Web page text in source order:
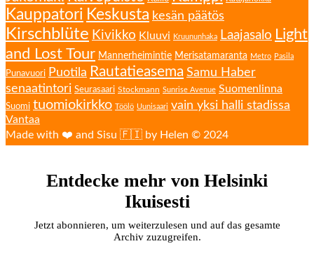
Kauppatori Keskusta kesän päätös
Kirschblüte Kivikko Kluuvi Kruununhaka Laajasalo Light
and Lost Tour Mannerheimintie Merisatamaranta Metro Pasila
Punavuori Puotila Rautatieasema Samu Haber
senaatintori Seurasaari Stockmann Sunrise Avenue Suomenlinna
Suomi tuomiokirkko Töölö Uunisaari vain yksi halli stadissa
Vantaa
Made with ❤️ and Sisu 🇫🇮 by Helen © 2024
Entdecke mehr von Helsinki
Ikuisesti
Jetzt abonnieren, um weiterzulesen und auf das gesamte
Archiv zuzugreifen.